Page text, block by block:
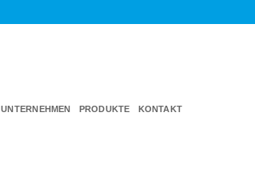
UNTERNEHMEN PRODUKTE KONTAKT